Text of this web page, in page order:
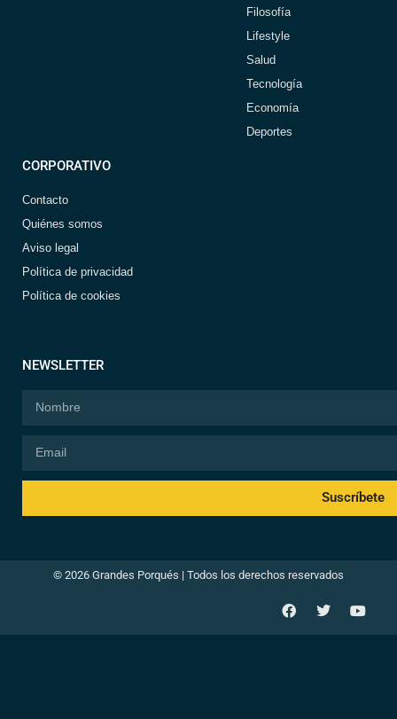
Filosofía
Lifestyle
Salud
Tecnología
Economía
Deportes
CORPORATIVO
Contacto
Quiénes somos
Aviso legal
Política de privacidad
Política de cookies
NEWSLETTER
Suscríbete
© 2026 Grandes Porqués | Todos los derechos reservados